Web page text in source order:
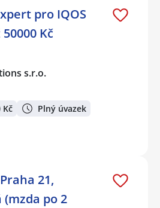
pro IQOS
Kč
s.r.o.
Kč Plný úvazek
21,
po 2